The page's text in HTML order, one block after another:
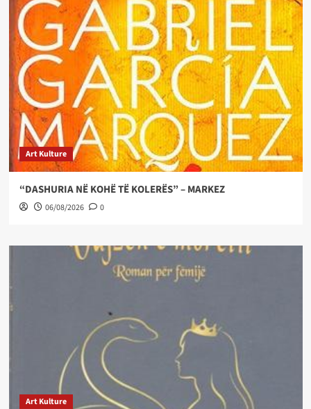
Art Kulture
“DASHURIA NË KOHË TË KOLERËS” – MARKEZ
06/08/2026 0
Art Kulture